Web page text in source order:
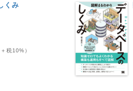
くみ
税10%）